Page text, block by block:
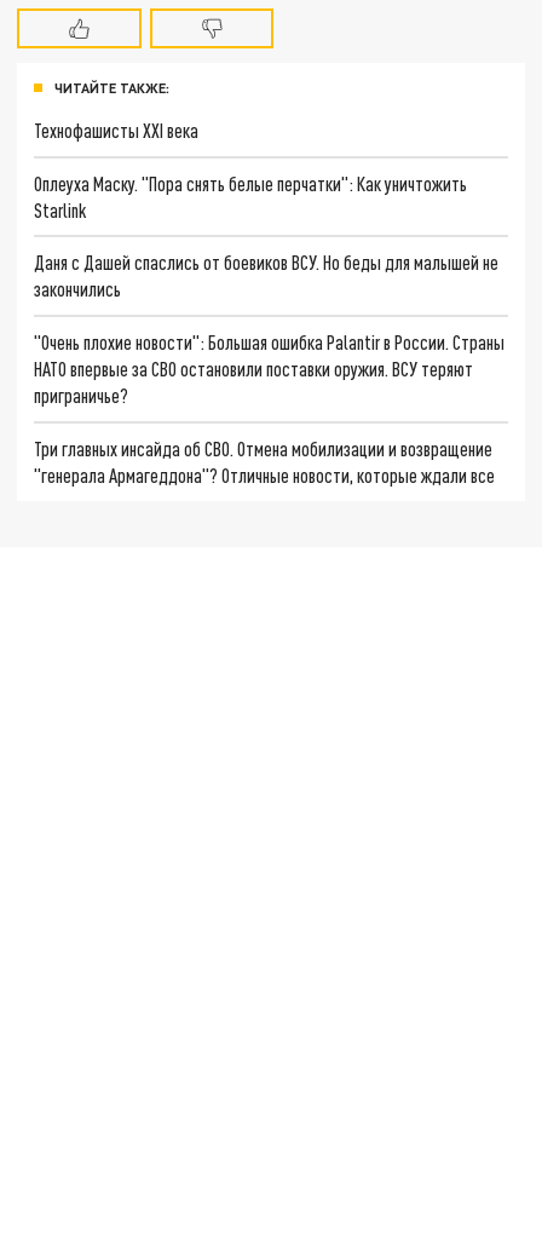
ЧИТАЙТЕ ТАКЖЕ:
Технофашисты XXI века
Оплеуха Маску. "Пора снять белые перчатки": Как уничтожить
Starlink
Даня с Дашей спаслись от боевиков ВСУ. Но беды для малышей не
закончились
"Очень плохие новости": Большая ошибка Palantir в России. Страны
НАТО впервые за СВО остановили поставки оружия. ВСУ теряют
приграничье?
Три главных инсайда об СВО. Отмена мобилизации и возвращение
"генерала Армагеддона"? Отличные новости, которые ждали все